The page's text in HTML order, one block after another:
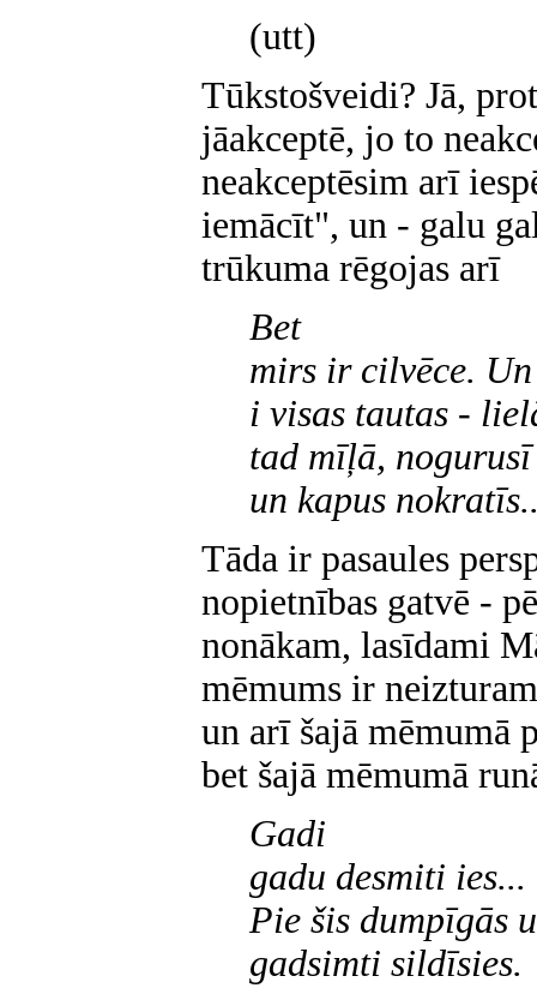
(utt)
Tūkstošveidi? Jā,
jāakceptē, jo to
neakceptēsim arī
iemācīt", un - galu
trūkuma rēgojas arī
Bet
mirs ir cilvēce.
i visas tautas -
tad mīļā, nogurusī
un kapus
Tāda ir pasaules
nopietnības gatvē -
nonākam, lasīdami
mēmums ir
un arī šajā mēmumā
bet šajā mēmumā
Gadi
gadu desmiti ies...
Pie šis dumpīgās
gadsimti sildīsies.